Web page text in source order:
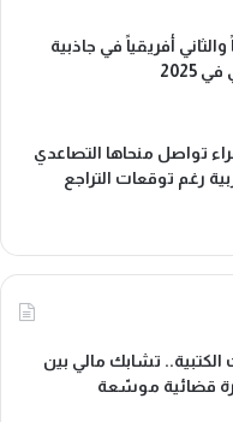
عالمياً والثاني أفريقياً في جاذبية
2025
تواصل منحاها التصاعدي
رغم توقعات التراجع
تشابك مالي بين
قضائية موسّعة